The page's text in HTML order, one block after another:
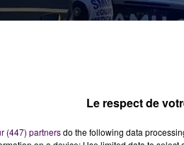
/ crédit photo : commune
Le respect de
(447) partnersdo the following data